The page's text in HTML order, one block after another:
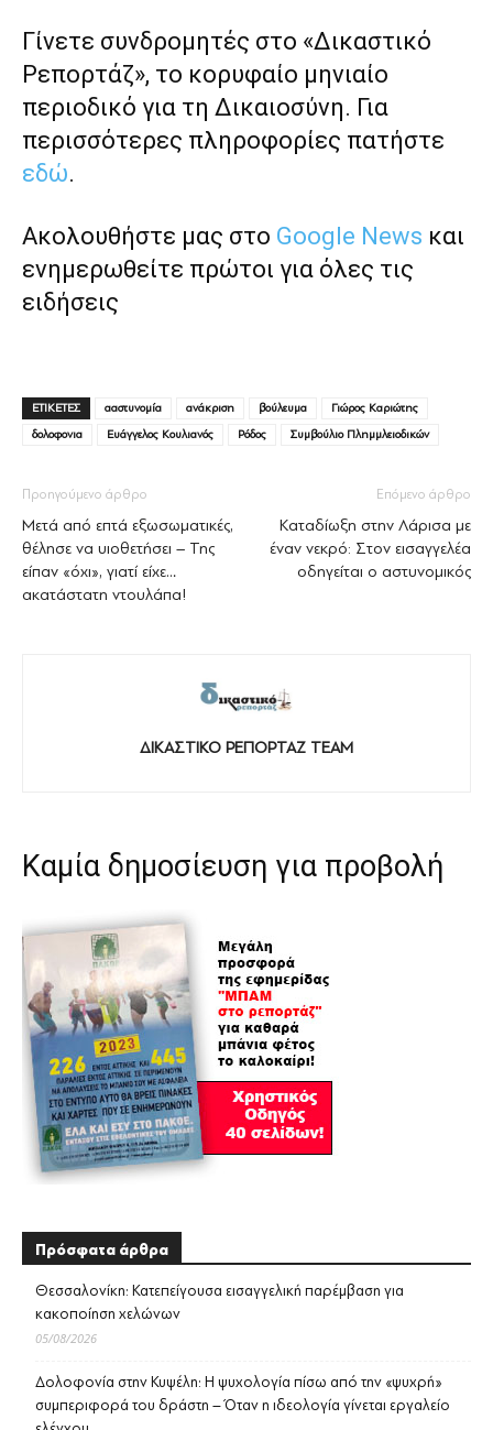
Γίνετε συνδρομητές στο «Δικαστικό
Ρεπορτάζ», το κορυφαίο μηνιαίο
περιοδικό για τη Δικαιοσύνη. Για
περισσότερες πληροφορίες πατήστε
εδώ.
Ακολουθήστε μας στο Google News και
ενημερωθείτε πρώτοι για όλες τις
ειδήσεις
ΕΤΙΚΕΤΕΣ ααστυνομία ανάκριση βούλευμα
Γιώρος Καριώτης
δολοφονια
Ευάγγελος Κουλιανός Ρόδος Συμβούλιο Πλημμλειοδικών
Προηγούμενο άρθρο
Μετά από επτά εξωσωματικές,
θέλησε να υιοθετήσει – Της
είπαν «όχι», γιατί είχε…
ακατάστατη ντουλάπα!
Επόμενο άρθρο
Καταδίωξη στην Λάρισα με
έναν νεκρό: Στον εισαγγελέα
οδηγείται ο αστυνομικός
ΔΙΚΑΣΤΙΚΟ ΡΕΠΟΡΤΑΖ TEAM
Καμία δημοσίευση για προβολή
Πρόσφατα άρθρα
Θεσσαλονίκη: Κατεπείγουσα εισαγγελική παρέμβαση για
κακοποίηση χελώνων
05/08/2026
Δολοφονία στην Κυψέλη: Η ψυχολογία πίσω από την «ψυχρή»
συμπεριφορά του δράστη – Όταν η ιδεολογία γίνεται εργαλείο